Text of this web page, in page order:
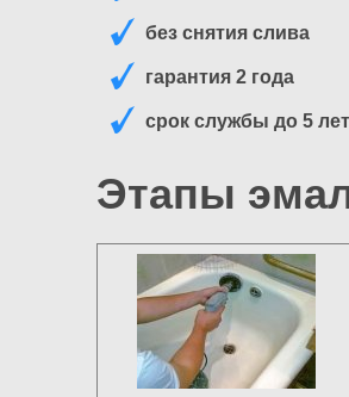
без снятия слива
гарантия 2 года
срок службы до 5 лет
Этапы